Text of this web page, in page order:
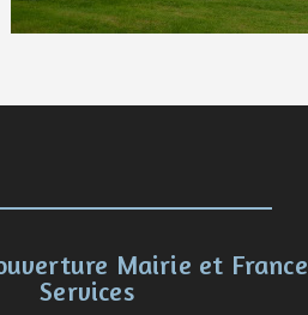
Mairie et France
Services